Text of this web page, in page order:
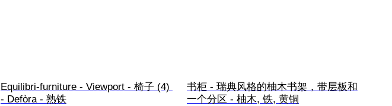
Equilibri-furniture - Viewport - 椅子 (4)
- Defòra - 熟铁
书柜 - 瑞典风格的柚木书架，带层板和
一个分区 - 柚木, 铁, 黄铜